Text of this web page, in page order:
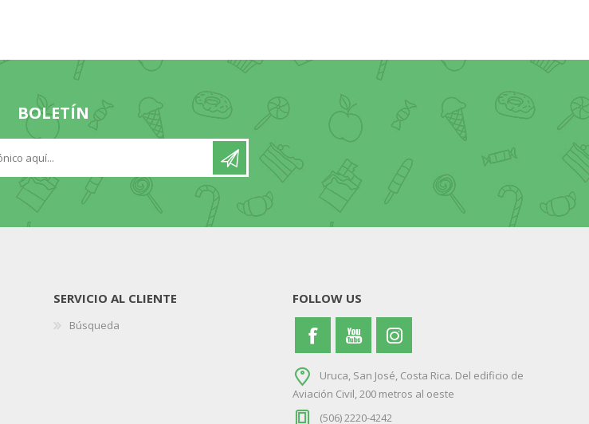
BOLETÍN
SERVICIO AL CLIENTE
Búsqueda
FOLLOW US
Uruca, San José, Costa Rica. Del edificio de
Aviación Civil, 200 metros al oeste
(506) 2220-4242